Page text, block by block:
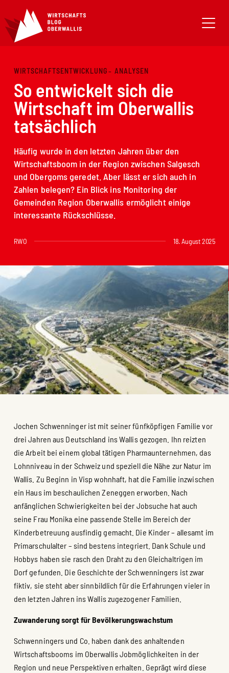
WIRTSCHAFTSENTWICKLUNG ANALYSEN
So entwickelt sich die
Wirtschaft im Oberwallis
tatsächlich
Häufig wurde in den letzten Jahren über den
Wirtschaftsboom in der Region zwischen Salgesch
und Obergoms geredet. Aber lässt er sich auch in
Zahlen belegen? Ein Blick ins Monitoring der
Gemeinden Region Oberwallis ermöglicht einige
interessante Rückschlüsse.
RWO 18. August 2025
Jochen Schwenninger ist mit seiner fünfköpfigen Familie vor
drei Jahren aus Deutschland ins Wallis gezogen. Ihn reizten
die Arbeit bei einem global tätigen Pharmaunternehmen, das
Lohnniveau in der Schweiz und speziell die Nähe zur Natur im
Wallis. Zu Beginn in Visp wohnhaft, hat die Familie inzwischen
ein Haus im beschaulichen Zeneggen erworben. Nach
anfänglichen Schwierigkeiten bei der Jobsuche hat auch
seine Frau Monika eine passende Stelle im Bereich der
Kinderbetreuung ausfindig gemacht. Die Kinder – allesamt im
Primarschulalter – sind bestens integriert. Dank Schule und
Hobbys haben sie rasch den Draht zu den Gleichaltrigen im
Dorf gefunden. Die Geschichte der Schwenningers ist zwar
fiktiv, sie steht aber sinnbildlich für die Erfahrungen vieler in
den letzten Jahren ins Wallis zugezogener Familien.
Zuwanderung sorgt für Bevölkerungswachstum
Schwenningers und Co. haben dank des anhaltenden
Wirtschaftsbooms im Oberwallis Jobmöglichkeiten in der
Region und neue Perspektiven erhalten. Geprägt wird diese